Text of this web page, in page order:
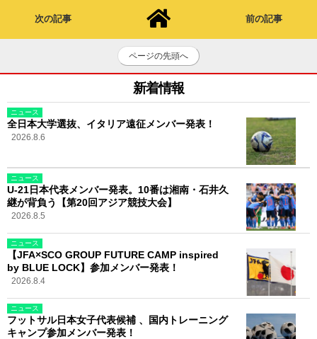
次の記事 前の記事
ページの先頭へ
新着情報
ニュース
全日本大学選抜、イタリア遠征メンバー発表！
2026.8.6
ニュース
U-21日本代表メンバー発表。10番は湘南・石井久
継が背負う【第20回アジア競技大会】
2026.8.5
ニュース
【JFA×SCO GROUP FUTURE CAMP inspired
by BLUE LOCK】参加メンバー発表！
2026.8.4
ニュース
フットサル日本女子代表候補 、国内トレーニング
キャンプ参加メンバー発表！